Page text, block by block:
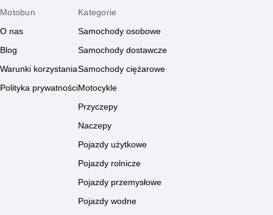
Motobun
O nas
Blog
Warunki korzystania
Polityka prywatności
Kategorie
Samochody osobowe
Samochody dostawcze
Samochody ciężarowe
Motocykle
Przyczepy
Naczepy
Pojazdy użytkowe
Pojazdy rolnicze
Pojazdy przemysłowe
Pojazdy wodne